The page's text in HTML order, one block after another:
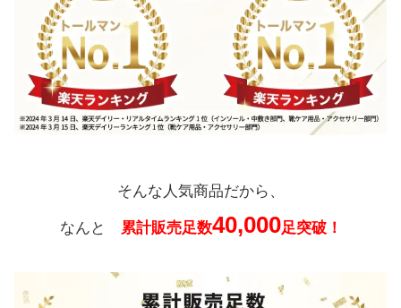
そんな人気商品だから、
なんと 累計販売足数40,000足突破！